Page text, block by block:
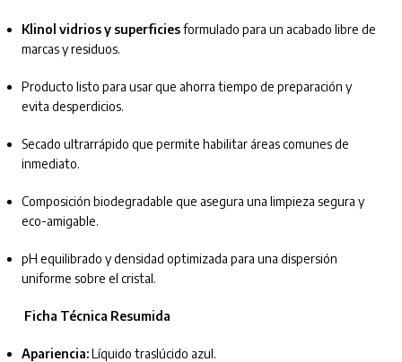
Klinol vidrios y superficiesformulado para un acabado libre de
marcas y residuos.
Producto listo para usar que ahorra tiempo de preparación y
evita desperdicios.
Secado ultrarrápido que permite habilitar áreas comunes de
inmediato.
Composición biodegradable que asegura una limpieza segura y
eco-amigable.
pH equilibrado y densidad optimizada para una dispersión
uniforme sobre el cristal.
Ficha Técnica Resumida
Apariencia:Líquido traslúcido azul.